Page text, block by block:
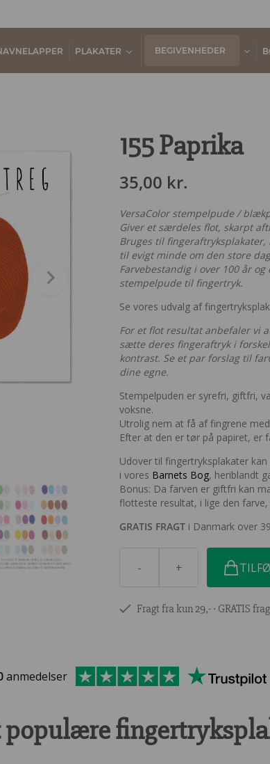
PLAKATER BEGIVENHEDER
155 Paprika
35,00 kr.
VersaColor stempelpude /
Giver et særdeles flot, skarpt
Bruges til
til evigt minde om den store
Farvebestandig i over 100 år
stempelpude til fingertryk.
Se vores udvalg af
For et flot resultat anbefaler vi
sætte deres fingeraftryk i
kontrast. Se et par forslag til
dine egne.
Stempelpuden er syrefri, giftfri,
voksne.
Utrolig nem at få af fingrene
Efter at den er tør på papiret, er
Udover til fingertryksplakater
i vores Barnets Bog, heriblandt
Bonus: Da farven er giftfri kan
flotteste resultat, i lige den farve,
GRATIS FRAGT i Danmark over
- +
Fragt fra kun 29,- ∙ GRATIS
anmedelser
populære